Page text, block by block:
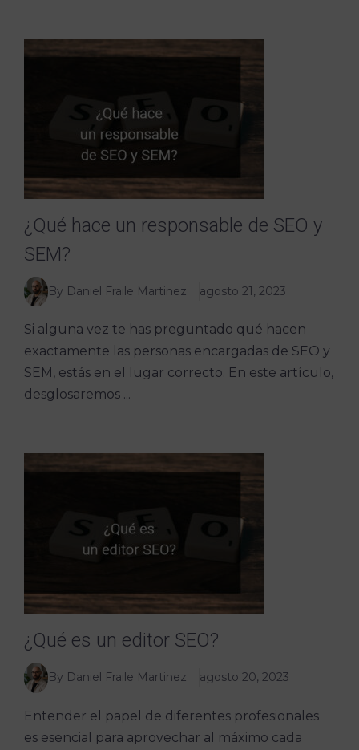
¿Qué hace un responsable de SEO y
SEM?
By Daniel Fraile Martinez agosto 21, 2023
Si alguna vez te has preguntado qué hacen
exactamente las personas encargadas de SEO y
SEM, estás en el lugar correcto. En este artículo,
desglosaremos ...
¿Qué es un editor SEO?
By Daniel Fraile Martinez agosto 20, 2023
Entender el papel de diferentes profesionales
es esencial para aprovechar al máximo cada